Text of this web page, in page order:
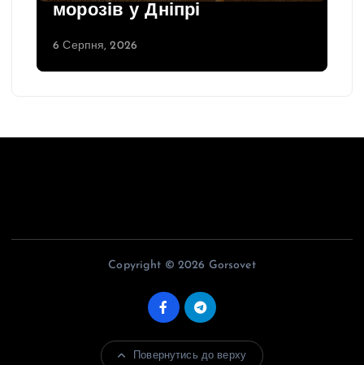
морозів у Дніпрі
6 Серпня, 2026
Copyright © 2026 Gorsovet
Повернутись до верху